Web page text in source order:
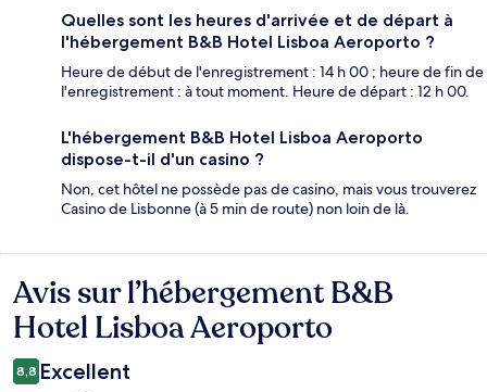
Quelles sont les heures d'arrivée et de départ à
l'hébergement B&B Hotel Lisboa Aeroporto ?
Heure de début de l'enregistrement : 14 h 00 ; heure de fin de
l'enregistrement : à tout moment. Heure de départ : 12 h 00.
L'hébergement B&B Hotel Lisboa Aeroporto
dispose-t-il d'un casino ?
Non, cet hôtel ne possède pas de casino, mais vous trouverez
Casino de Lisbonne (à 5 min de route) non loin de là.
Avis
Avis sur l’hébergement B&B
Hotel Lisboa Aeroporto
8,8 Excellent